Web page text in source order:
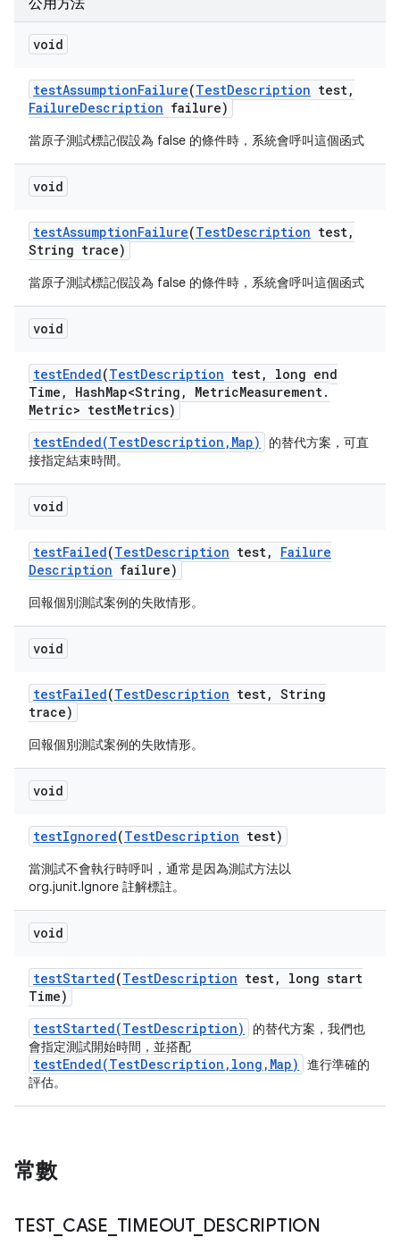
公用方法
void
testAssumptionFailure(TestDescription test,
FailureDescription failure)
當原子測試標記假設為 false 的條件時，系統會呼叫這個函式
void
testAssumptionFailure(TestDescription test,
String trace)
當原子測試標記假設為 false 的條件時，系統會呼叫這個函式
void
testEnded(TestDescription test,
long end
Time , HashMap<String , MetricMeasurement.
Metric> testMetrics)
testEnded(TestDescription,Map)
的替代方案，可直
接指定結束時間。
void
testFailed(TestDescription test,
Failure
Description failure)
回報個別測試案例的失敗情形。
void
testFailed(TestDescription test, String
trace)
回報個別測試案例的失敗情形。
void
testIgnored(TestDescription test)
當測試不會執行時呼叫，通常是因為測試方法以
org.junit.Ignore 註解標註。
void
testStarted(TestDescription test,
long start
Time)
testStarted(TestDescription)
的替代方案，我們也
會指定測試開始時間，並搭配
testEnded(TestDescription,long,Map)
進行準確的
評估。
常數
TEST_ CASE TIMEOUT_ DESCRIPTION